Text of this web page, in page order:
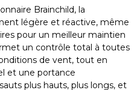
Brainchild, la
légère et réactive, même
pour un meilleur maintien
un contrôle total à toutes
de vent, tout en
et une portance
plus hauts, plus longs, et